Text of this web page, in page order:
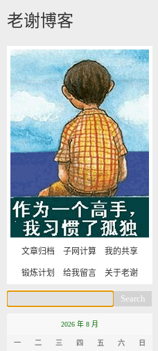
老谢博客
文章归档 子网计算 我的共享
锻炼计划 给我留言 关于老谢
2026 年 8 月
一 二 三 四 五 六 日